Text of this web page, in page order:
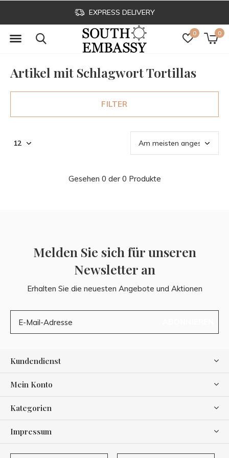
0 0
EXPRESS DELIVERY
Artikel mit Schlagwort Tortillas
FILTER
Gesehen 0 der 0 Produkte
Melden Sie sich für unseren
Newsletter an
Erhalten Sie die neuesten Angebote und Aktionen
Kundendienst
Mein Konto
Kategorien
Impressum